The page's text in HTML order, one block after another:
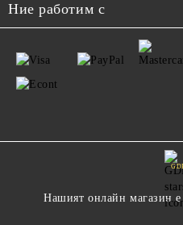
Ние работим с
Нашият онлайн магазин е